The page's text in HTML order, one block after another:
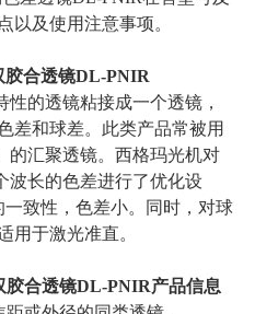
以及使用注意事项。
胶合透镜DL-PNIR
的透镜粘接成一个透镜，
差和球差。此类产品常被用
的汇聚透镜。西格玛光机对
波长的色差进行了优化设
一致性，色差小。同时，对球
用于激光准直。
胶合透镜DL-PNIR产品信息